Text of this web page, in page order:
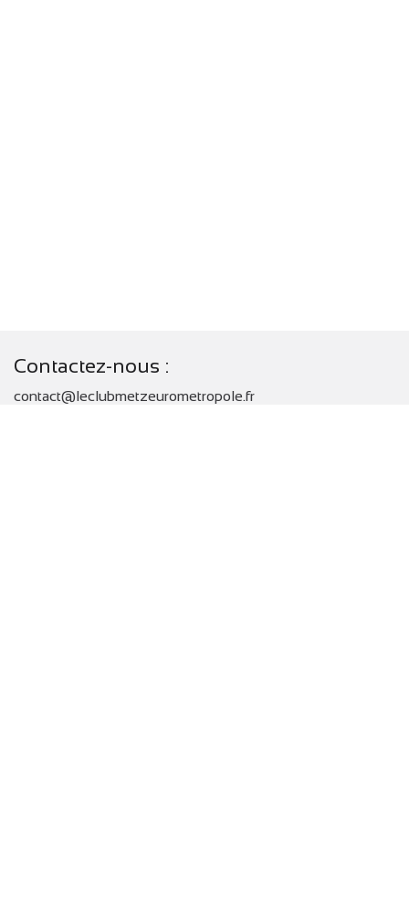
Contactez-nous :
contact@leclubmetzeurometropole.fr